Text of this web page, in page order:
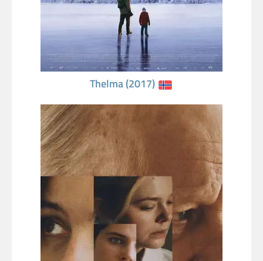
Thelma (2017)